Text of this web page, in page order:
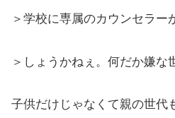
＞学校に専属のカウンセラー
＞しょうかねぇ。何だか嫌な
子供だけじゃなくて親の世代